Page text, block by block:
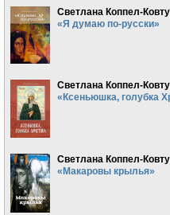
Светлана Коппел-
«Я думаю по-русски»
Светлана Коппел-
«Ксеньюшка, голубка
Светлана Коппел-
«Макаровы крылья»